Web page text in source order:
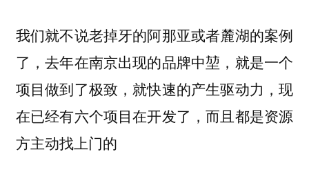
我们就不说老掉牙的阿那亚或者麓湖的案例
了，去年在南京出现的品牌中堃，就是一个
项目做到了极致，就快速的产生驱动力，现
在已经有六个项目在开发了，而且都是资源
方主动找上门的